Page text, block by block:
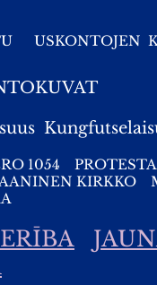
USKONTOJEN
1054
KIRKKO